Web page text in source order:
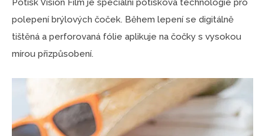
Potisk Vision Film je speciální potisková technologie pro
polepení brýlových čoček. Během lepení se digitálně
tištěná a perforovaná fólie aplikuje na čočky s vysokou
mírou přizpůsobení.